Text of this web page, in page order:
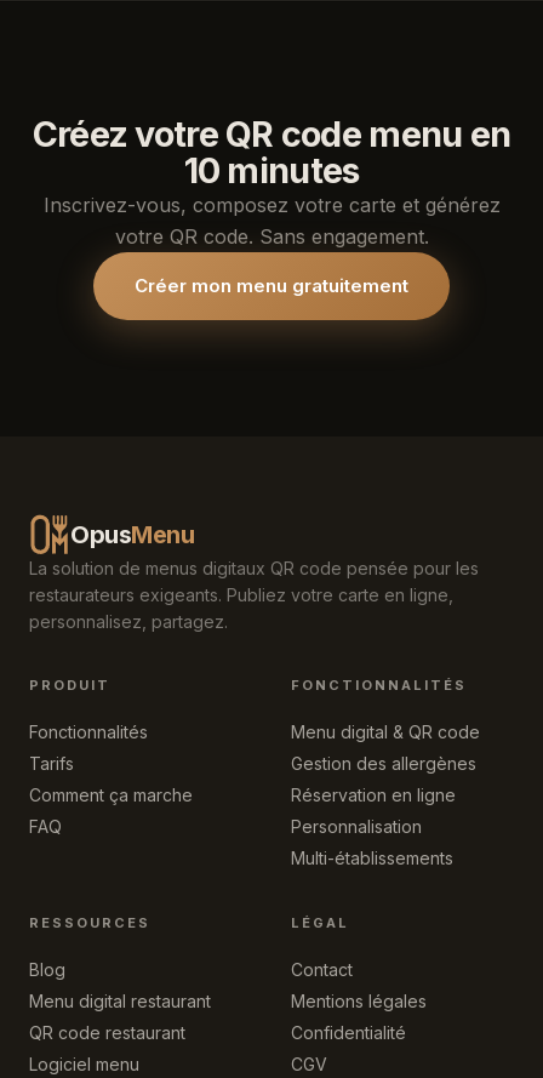
Créez votre QR code menu en
10 minutes
Inscrivez-vous, composez votre carte et générez
votre QR code. Sans engagement.
Créer mon menu gratuitement
OpusMenu
La solution de menus digitaux QR code pensée pour les
restaurateurs exigeants. Publiez votre carte en ligne,
personnalisez, partagez.
PRODUIT
Fonctionnalités
Tarifs
Comment ça marche
FAQ
FONCTIONNALITÉS
Menu digital & QR code
Gestion des allergènes
Réservation en ligne
Personnalisation
Multi-établissements
RESSOURCES
Blog
Menu digital restaurant
QR code restaurant
Logiciel menu
LÉGAL
Contact
Mentions légales
Confidentialité
CGV